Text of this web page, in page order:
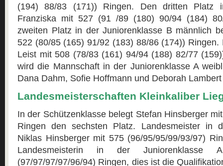
(194) 88/83 (171)) Ringen. Den dritten Platz
Franziska mit 527 (91 /89 (180) 90/94 (184)
zweiten Platz in der Juniorenklasse B männlich
522 (80/85 (165) 91/92 (183) 88/86 (174))
Leist mit 508 (78/83 (161) 94/94 (188) 82/77
wird die Mannschaft in der Juniorenklasse A
Dana Dahm, Sofie Hoffmann und Deborah
Landesmeisterschaften Kleinkaliber
In der Schützenklasse belegt Stefan Hinsberger
Ringen den sechsten Platz. Landesmeister in
Niklas Hinsberger mit 575 (96/95/95/99/93/97)
Landesmeisterin in der
(97/97/97/97/96/94) Ringen, dies ist die